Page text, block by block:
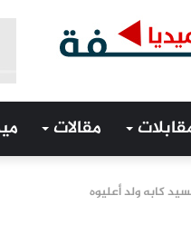
مقالات
كابه ولد أعليوه